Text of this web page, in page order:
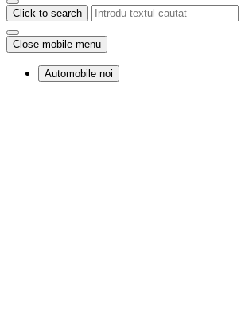
Click to search
Close mobile menu
Automobile noi